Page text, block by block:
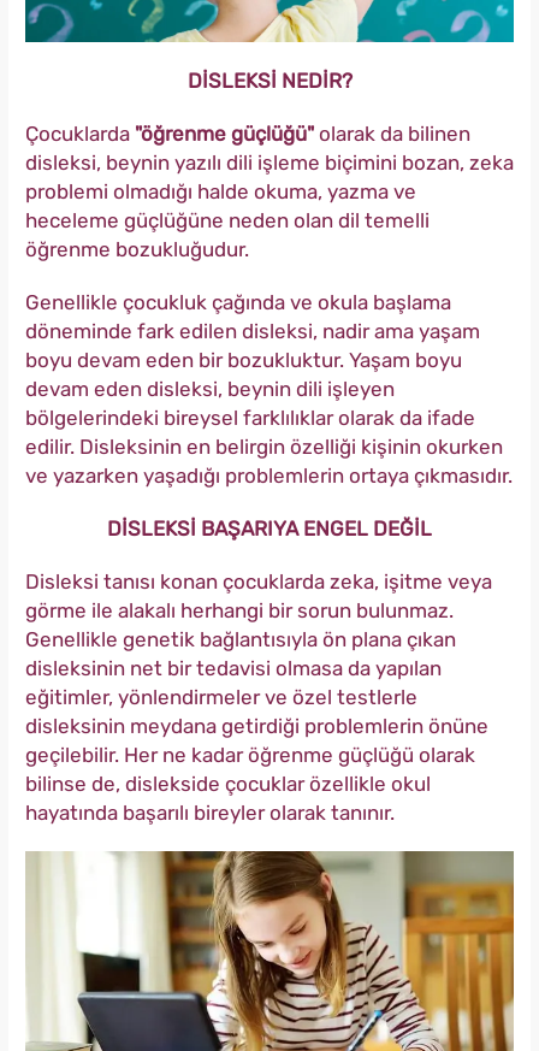
DİSLEKSİ NEDİR?
Çocuklarda "öğrenme güçlüğü" olarak da bilinen
disleksi, beynin yazılı dili işleme biçimini bozan, zeka
problemi olmadığı halde okuma, yazma ve
heceleme güçlüğüne neden olan dil temelli
öğrenme bozukluğudur.
Genellikle çocukluk çağında ve okula başlama
döneminde fark edilen disleksi, nadir ama yaşam
boyu devam eden bir bozukluktur. Yaşam boyu
devam eden disleksi, beynin dili işleyen
bölgelerindeki bireysel farklılıklar olarak da ifade
edilir. Disleksinin en belirgin özelliği kişinin okurken
ve yazarken yaşadığı problemlerin ortaya çıkmasıdır.
DİSLEKSİ BAŞARIYA ENGEL DEĞİL
Disleksi tanısı konan çocuklarda zeka, işitme veya
görme ile alakalı herhangi bir sorun bulunmaz.
Genellikle genetik bağlantısıyla ön plana çıkan
disleksinin net bir tedavisi olmasa da yapılan
eğitimler, yönlendirmeler ve özel testlerle
disleksinin meydana getirdiği problemlerin önüne
geçilebilir. Her ne kadar öğrenme güçlüğü olarak
bilinse de, dislekside çocuklar özellikle okul
hayatında başarılı bireyler olarak tanınır.